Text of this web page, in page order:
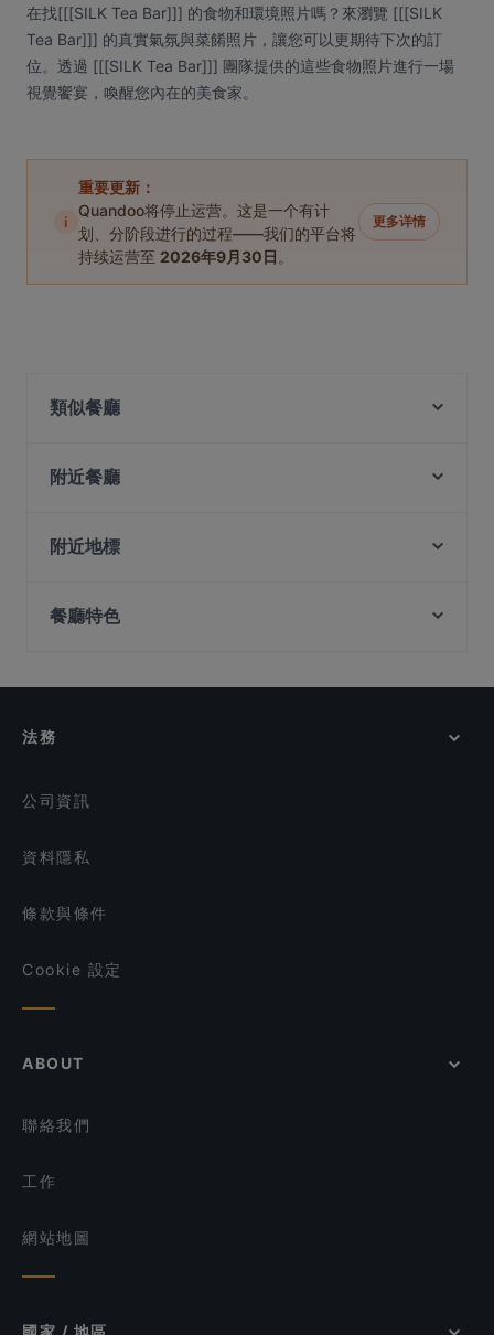
在找[[[SILK Tea Bar]]] 的食物和環境照片嗎？來瀏覽 [[[SILK
Tea Bar]]] 的真實氣氛與菜餚照片，讓您可以更期待下次的訂
位。透過 [[[SILK Tea Bar]]] 團隊提供的這些食物照片進行一場
視覺饗宴，喚醒您內在的美食家。
i
重要更新：
Quandoo将停止运营。这是一个有计
划、分阶段进行的过程——我们的平台将
持续运营至 2026年9月30日 。
更多详情
類似餐廳
Ăn Là Ghiền HOTPOT AND BBQ
Spice Table
附近餐廳
SHUNFENG 顺风川渝私房菜
Feng Xiao Zhang Hotpot 冯校长成都老火锅 -
Chinatown
Gogi Buffet Korean BBQ (Tanjong Pagar)
Chuan Yang Ji 川羊记火锅 - Chinatown
附近地標
餐廳特色
在 新加坡 的 週日營業餐廳
法務
公司資訊
資料隱私
條款與條件
Cookie 設定
ABOUT
聯絡我們
工作
網站地圖
國家 / 地區